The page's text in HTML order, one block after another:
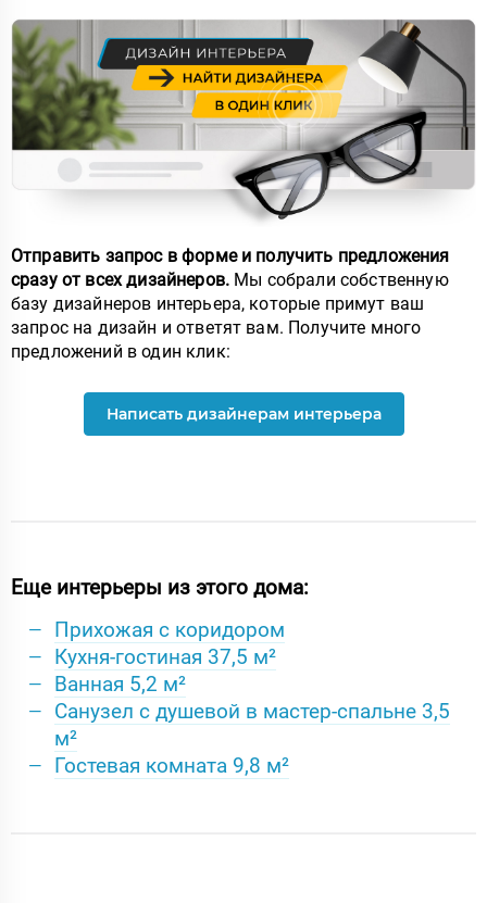
Отправить запрос в форме и получить предложения
сразу от всех дизайнеров. Мы собрали собственную
базу дизайнеров интерьера, которые примут ваш
запрос на дизайн и ответят вам. Получите много
предложений в один клик:
Написать дизайнерам интерьера
Еще интерьеры из этого дома:
Прихожая с коридором
Кухня-гостиная 37,5 м²
Ванная 5,2 м²
Санузел с душевой в мастер-спальне 3,5
м²
Гостевая комната 9,8 м²